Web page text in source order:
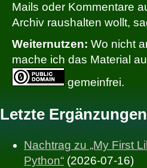
Mails oder Kommentare
Archiv raushalten wollt,
Weiternutzen: Wo nicht
mache ich das Material
gemeinfrei.
Letzte Ergänzungen
Nachtrag zu „My First
Python“ (2026-07-16)